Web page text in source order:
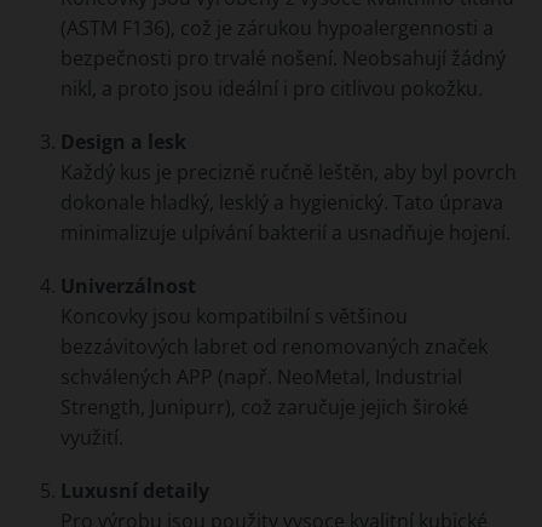
(ASTM F136), což je zárukou hypoalergennosti a
bezpečnosti pro trvalé nošení. Neobsahují žádný
nikl, a proto jsou ideální i pro citlivou pokožku.
Design a lesk
Každý kus je precizně ručně leštěn, aby byl povrch
dokonale hladký, lesklý a hygienický. Tato úprava
minimalizuje ulpívání bakterií a usnadňuje hojení.
Univerzálnost
Koncovky jsou kompatibilní s většinou
bezzávitových labret od renomovaných značek
schválených APP (např. NeoMetal, Industrial
Strength, Junipurr), což zaručuje jejich široké
využití.
Luxusní detaily
Pro výrobu jsou použity vysoce kvalitní kubické